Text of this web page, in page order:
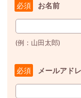
お名前
必須
(例：山田太郎)
メールアド
必須